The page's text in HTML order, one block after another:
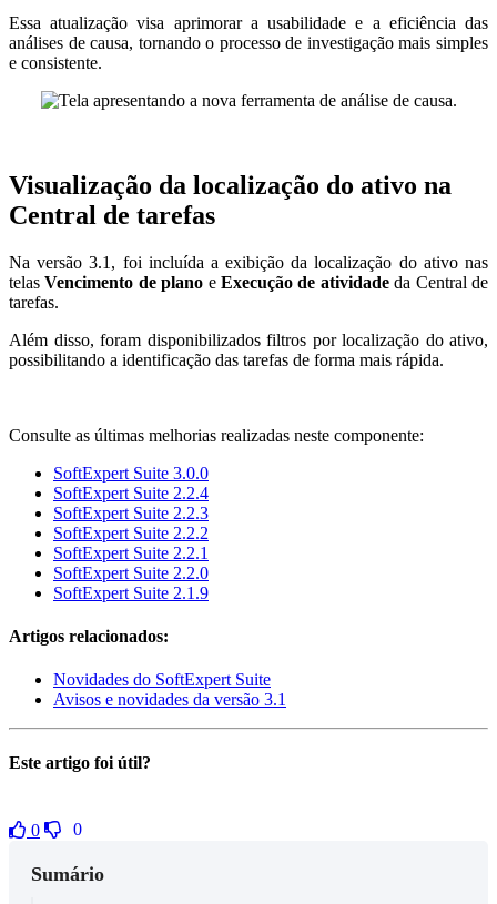
Essa atualização visa aprimorar a usabilidade e a eficiência das
análises de causa, tornando o processo de investigação mais simples
e consistente.
Visualização da localização do ativo na
Central de tarefas
Na versão 3.1, foi incluída a exibição da localização do ativo nas
telasVencimento de plano eExecução de atividadeda Central de
tarefas.
Além disso, foram disponibilizados filtros por localização do ativo,
possibilitando a identificação das tarefas de forma mais rápida.
Consulte as últimas melhorias realizadas neste componente:
SoftExpert Suite 3.0.0
SoftExpert Suite 2.2.4
SoftExpert Suite 2.2.3
SoftExpert Suite 2.2.2
SoftExpert Suite 2.2.1
SoftExpert Suite 2.2.0
SoftExpert Suite 2.1.9
Artigos relacionados:
Novidades do SoftExpert Suite
Avisos e novidades da versão 3.1
Este artigo foi útil?
0 0
Sumário